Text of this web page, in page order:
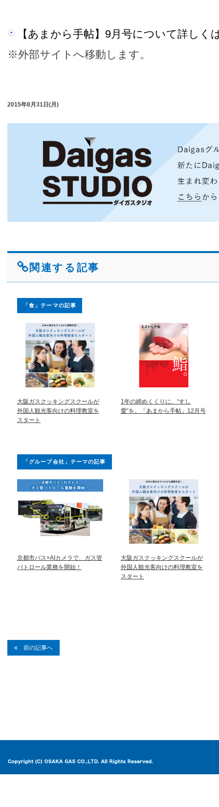
【あまから手帖】9月号について詳しく
※外部サイトへ移動します。
2015年8月31日(月)
関連する記事
「食」テーマの記事
大阪ガスクッキングスクールが
外国人観光客向けの料理教室を
スタート
1年の締めくくりに、“すし
愛”を。「あまから手帖」12月号
「グループ会社」テーマの記事
京都市バス×AIカメラで、ガス管
パトロール業務を開始！
大阪ガスクッキングスクールが
外国人観光客向けの料理教室を
スタート
前の記事へ